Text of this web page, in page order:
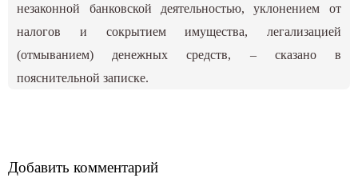
незаконной банковской деятельностью, уклонением от
налогов и сокрытием имущества, легализацией
(отмыванием) денежных средств, – сказано в
пояснительной записке.
Добавить комментарий